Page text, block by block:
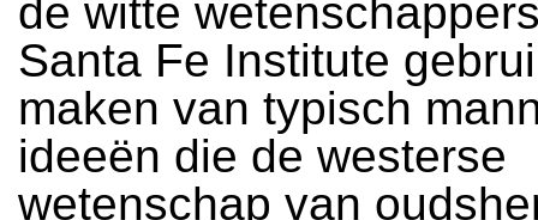
de witte
Santa Fe Institute
maken van typisch
ideeën die de westerse
wetenschap van